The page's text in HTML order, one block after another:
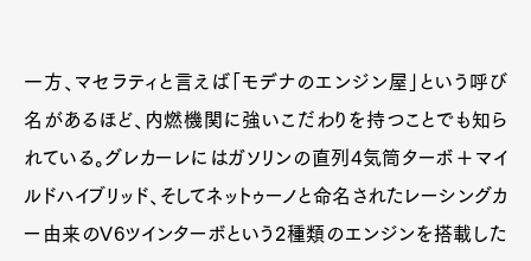
一方、マセラティと言えば「モデナのエンジン屋」という呼び
名があるほど、内燃機関に強いこだわりを持つことでも知ら
れている。グレカーレにはガソリンの直列4気筒ターボ＋マイ
ルドハイブリッド、そしてネットゥーノと命名されたレーシングカ
ー由来のV6ツインターボという2種類のエンジンを搭載した